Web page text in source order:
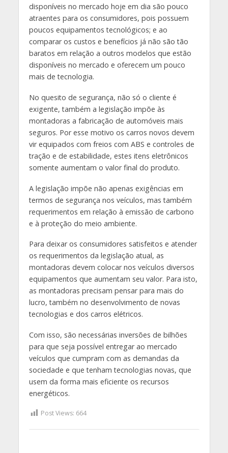
disponíveis no mercado hoje em dia são pouco
atraentes para os consumidores, pois possuem
poucos equipamentos tecnológicos; e ao
comparar os custos e benefícios já não são tão
baratos em relação a outros modelos que estão
disponíveis no mercado e oferecem um pouco
mais de tecnologia.
No quesito de segurança, não só o cliente é
exigente, também a legislação impõe às
montadoras a fabricação de automóveis mais
seguros. Por esse motivo os carros novos devem
vir equipados com freios com ABS e controles de
tração e de estabilidade, estes itens eletrônicos
somente aumentam o valor final do produto.
A legislação impõe não apenas exigências em
termos de segurança nos veículos, mas também
requerimentos em relação à emissão de carbono
e à proteção do meio ambiente.
Para deixar os consumidores satisfeitos e atender
os requerimentos da legislação atual, as
montadoras devem colocar nos veículos diversos
equipamentos que aumentam seu valor. Para isto,
as montadoras precisam pensar para mais do
lucro, também no desenvolvimento de novas
tecnologias e dos carros elétricos.
Com isso, são necessárias inversões de bilhões
para que seja possível entregar ao mercado
veículos que cumpram com as demandas da
sociedade e que tenham tecnologias novas, que
usem da forma mais eficiente os recursos
energéticos.
Post Views: 664